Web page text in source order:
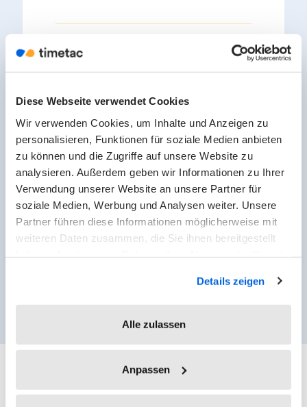
Diese Webseite verwendet Cookies
Wir verwenden Cookies, um Inhalte und Anzeigen zu
personalisieren, Funktionen für soziale Medien anbieten
zu können und die Zugriffe auf unsere Website zu
analysieren. Außerdem geben wir Informationen zu Ihrer
Verwendung unserer Website an unsere Partner für
soziale Medien, Werbung und Analysen weiter. Unsere
Partner führen diese Informationen möglicherweise mit
weiteren Daten zusammen, die Sie ihnen bereitgestellt
Details zeigen
Alle zulassen
Anpassen
nfc-forum.org
Bundesamt für Sicherheit in
der Informationstechnik
(BSI) zu kontaktlosem
Bezahlen/NFC —
bsi.bund.de
https://de.wikipedia.org/wiki/
Near_Field_Communication